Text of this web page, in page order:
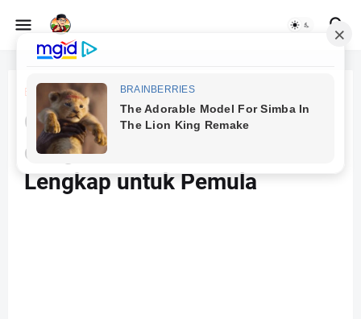
Beranda AI
Cara Membuat Gambar
dengan AI Gratis: Panduan
Lengkap untuk Pemula